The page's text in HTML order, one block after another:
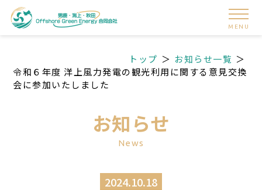
MENU
トップ
お知らせ一覧
令和６年度 洋上風力発電の観光利用に関する意見交換
会に参加いたしました
お知らせ
News
2024.10.18